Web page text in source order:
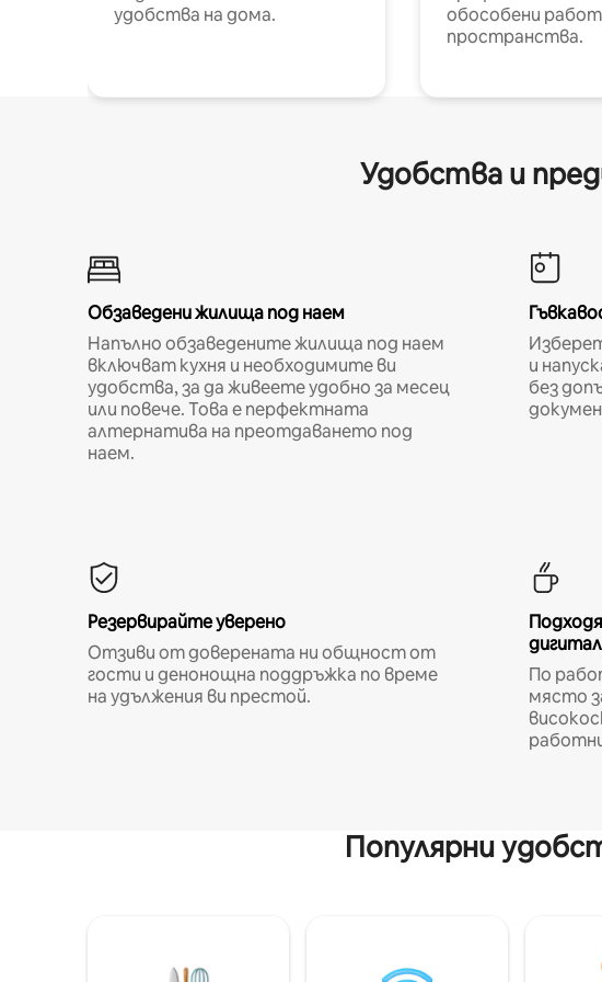
удобства на дома.
обособени
пространства.
Удобства и
Обзаведени жилища под наем
Напълно обзаведените жилища под наем
включват кухня и необходимите ви
удобства, за да живеете удобно за месец
или повече. Това е перфектната
алтернатива на преотдаването под
наем.
и
без
Резервирайте уверено
Отзиви от доверената ни общност от
гости и денонощна поддръжка по време
на удължения ви престой.
По
място
Популярни